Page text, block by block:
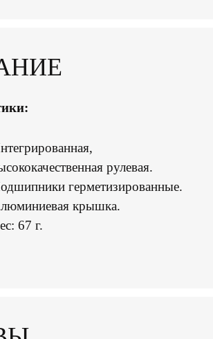
рулевая.
герметизированные.
крышка.
67 г.